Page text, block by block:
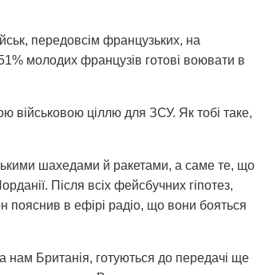
передовсім французьких, на
молодих французів готові воювати в
військовою ціллю для ЗСУ. Як тобі таке,
шахедами й ракетами, а саме те, що
Після всіх фейсбучних гіпотез,
пояснив в ефірі радіо, що вони бояться
нам Британія, готуються до передачі ще